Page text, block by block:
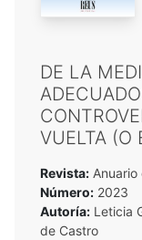
DE LA
VUELTA (O
Revista:
Número: 2023
Autoría: Leticia
de Castro